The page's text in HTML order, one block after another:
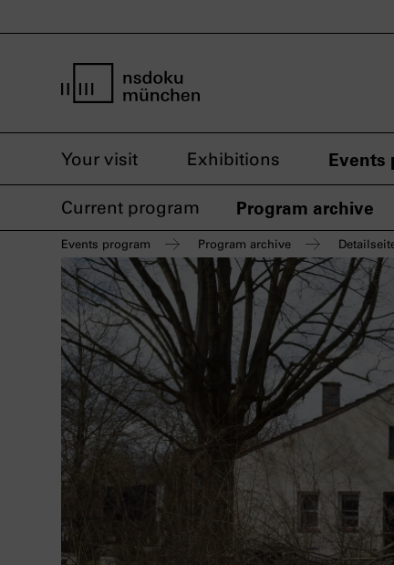
Your visit Exhibitions Events
Current program Program archive
Events program Program archive